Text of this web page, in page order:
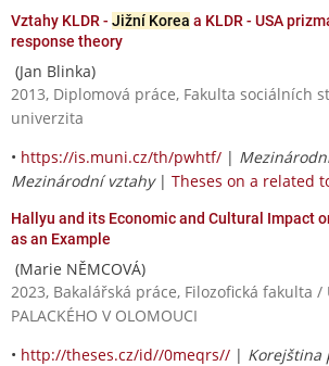
Vztahy KLDR - Jižní Korea a KLDR - USA
response theory
(Jan Blinka)
2013, Diplomová práce, Fakulta sociálních
univerzita
• https://is.muni.cz/th/pwhtf/ |
Mezinárodní vztahy| Theses on a related
Hallyu and its Economic and Cultural Impact
as an Example
(Marie NĚMCOVÁ)
2023, Bakalářská práce, Filozofická fakulta /
PALACKÉHO V OLOMOUCI
• http://theses.cz/id//0meqrs// | Korejština